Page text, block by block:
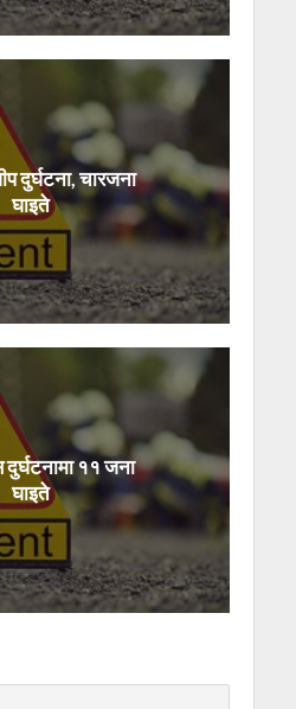
दुर्घटना, चारजना
घाइते
११ जना
घाइते